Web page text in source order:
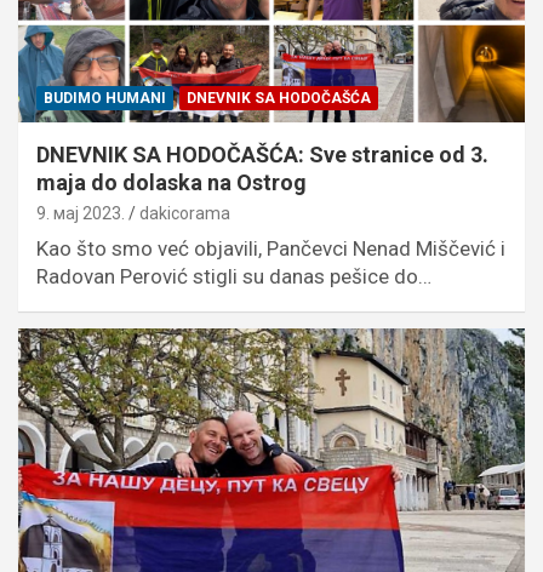
BUDIMO HUMANI DNEVNIK SA HODOČAŠĆA
DNEVNIK SA HODOČAŠĆA: Sve stranice od 3.
maja do dolaska na Ostrog
9. мај 2023. dakicorama
Kao što smo već objavili, Pančevci Nenad Miščević i
Radovan Perović stigli su danas pešice do…